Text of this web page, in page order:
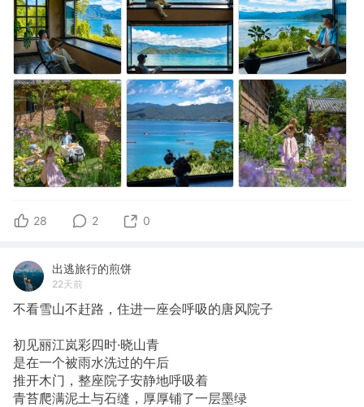
28 2 0
出逃旅行的煎饼
22天前
不看雪山不赶路，住进一座会呼吸的唐风院子
初见丽江岚彩四时·晓山青
是在一个被雨水洗过的午后
推开木门，整座院子安静地呼吸着
青苔爬满泥土与石缝，厚厚铺了一层墨绿